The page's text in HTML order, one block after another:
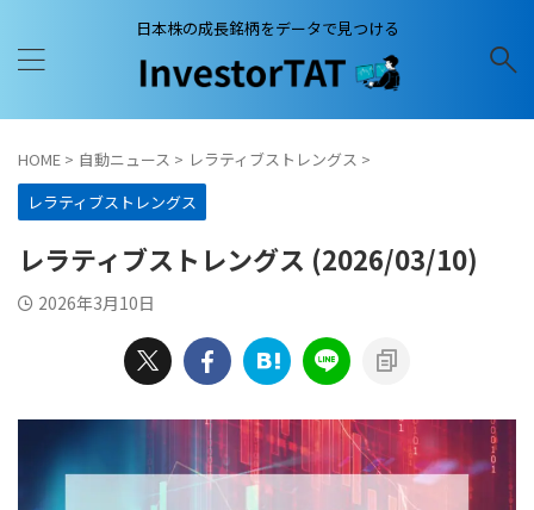
日本株の成長銘柄をデータで見つける
HOME > 自動ニュース > レラティブストレングス >
レラティブストレングス
レラティブストレングス (2026/03/10)
2026年3月10日